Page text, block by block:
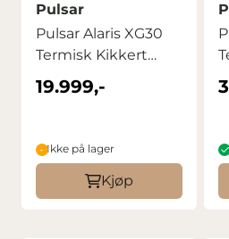
Pulsar
Pulsar Alaris XG30
Termisk Kikkert
Kompakt ...
19.999,-
Ikke på lager
Kjøp